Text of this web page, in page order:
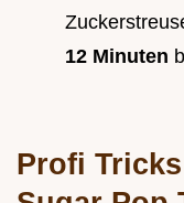
12 Minuten
Profi